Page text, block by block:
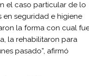
el caso particular de lo
seguridad e higiene
la forma con cual
la rehabilitaron para
pasado”, afirmó